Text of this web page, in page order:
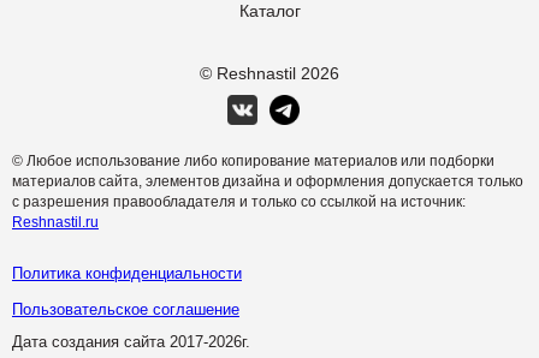
© Reshnastil 2026
Каталог
© Любое использование либо копирование материалов или подборки
материалов сайта, элементов дизайна и оформления допускается только
с разрешения правообладателя и только со ссылкой на источник:
Reshnastil.ru
Политика конфиденциальности
Пользовательское соглашение
Дата создания сайта 2017-2026г.